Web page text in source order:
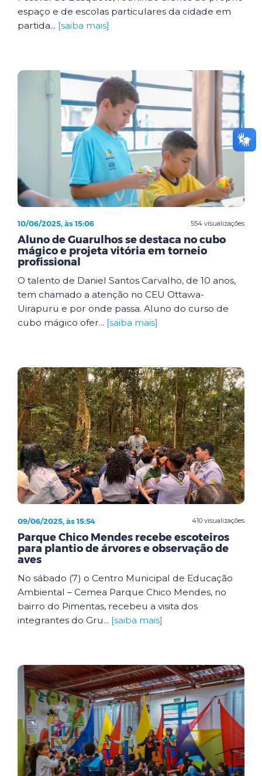
espaço e de escolas particulares da cidade em
partida... [saiba mais]
554 visualizações
10/06/2025, às 15:06
Aluno de Guarulhos se destaca no cubo
mágico e projeta vitória em torneio
profissional
O talento de Daniel Santos Carvalho, de 10 anos,
tem chamado a atenção no CEU Ottawa-
Uirapuru e por onde passa. Aluno do curso de
cubo mágico ofer... [saiba mais]
410 visualizações
09/06/2025, às 15:54
Parque Chico Mendes recebe escoteiros
para plantio de árvores e observação de
aves
No sábado (7) o Centro Municipal de Educação
Ambiental – Cemea Parque Chico Mendes, no
bairro do Pimentas, recebeu a visita dos
integrantes do Gru... [saiba mais]